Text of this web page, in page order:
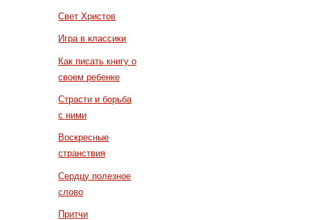
Свет Христов
Игра в классики
Как писать книгу о
своем ребенке
Страсти и борьба
с ними
Воскресные
странствия
Сердцу полезное
слово
Притчи